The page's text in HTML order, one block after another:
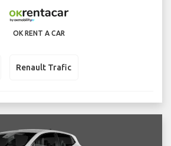
OK RENT A CAR
Renault Trafic